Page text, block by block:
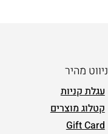
ניווט מהיר
עגלת קניות
קטלוג מוצרים
Gift Card